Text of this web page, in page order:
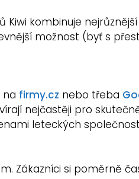
Kiwi kombinuje nejrůznější
možnost (byť s
na firmy.cz nebo třeba
nejčastěji pro
leteckých
Zákazníci si poměrně